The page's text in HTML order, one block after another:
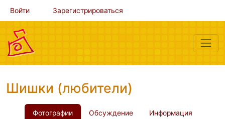
Войти Зарегистрироваться
Шишки (любители)
Фотографии Обсуждение Информация